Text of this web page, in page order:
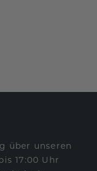
über unseren
17:00 Uhr